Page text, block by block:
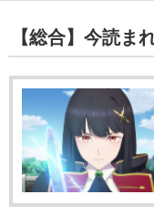
【総合】今読ま